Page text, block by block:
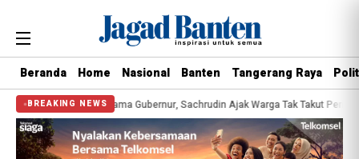
Beranda Home Nasional Banten Tangerang Raya
BREAKING NEWS
Kesehatan Gratis Bersama Gubernur, Sachrudin Ajak Warga Tak Takut Periksa